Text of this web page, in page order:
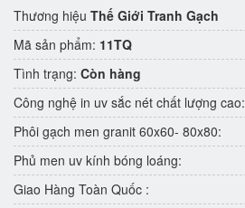
Thương hiệu Thế Giới Tranh Gạch
Mã sản phẩm: 11TQ
Tình trạng: Còn hàng
Công nghệ in uv sắc nét chất lượng cao:
Phôi gạch men granit 60x60- 80x80:
Phủ men uv kính bóng loáng:
Giao Hàng Toàn Quốc :